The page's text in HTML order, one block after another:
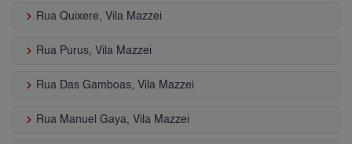
keyboard_arrow_right Rua Quixere, Vila Mazzei
keyboard_arrow_right Rua Purus, Vila Mazzei
keyboard_arrow_right Rua Das Gamboas, Vila Mazzei
keyboard_arrow_right Rua Manuel Gaya, Vila Mazzei